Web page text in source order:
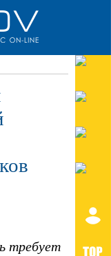
требует